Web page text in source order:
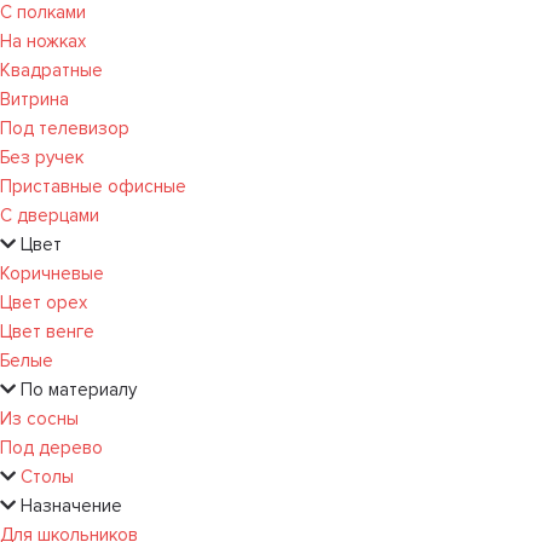
С полками
На ножках
Квадратные
Витрина
Под телевизор
Без ручек
Приставные офисные
С дверцами
Цвет
Коричневые
Цвет орех
Цвет венге
Белые
По материалу
Из сосны
Под дерево
Столы
Назначение
Для школьников